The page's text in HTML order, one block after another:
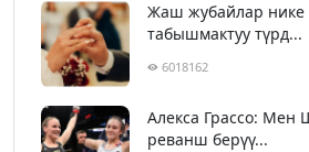
Жаш жубайлар нике
табышмактуу түрд...
6018162
Алекса Грассо: Мен
реванш берүү...